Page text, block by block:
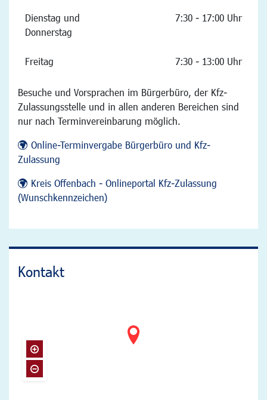
Dienstag und
Donnerstag
7:30 - 17:00 Uhr
Freitag 7:30 - 13:00 Uhr
Besuche und Vorsprachen im Bürgerbüro, der Kfz-
Zulassungsstelle und in allen anderen Bereichen sind
nur nach Terminvereinbarung möglich.
Online-Terminvergabe Bürgerbüro und Kfz-
Zulassung
Kreis Offenbach - Onlineportal Kfz-Zulassung
(Wunschkennzeichen)
Kontakt